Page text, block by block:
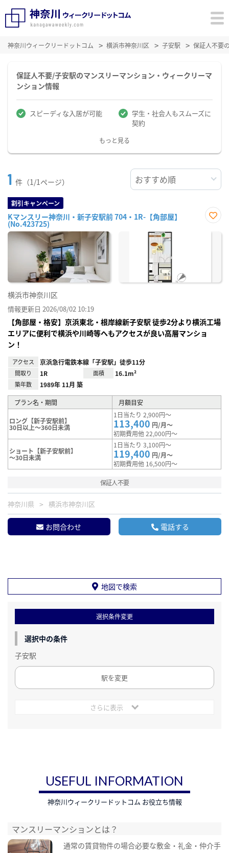
神奈川ウィークリードットコム 横浜市神奈川区 子安駅 保証人不要
保証人不要/子安駅のマンスリーマンション・ウィークリーマ
ンション情報
スピーディな入居が可能
学生・社会人もスムーズに
契約
もっと見る
1 件（1/1ページ）
割引キャンペーン
Kマンスリー神奈川・新子安駅前 704・1R-【角部屋】
(No.423725)
に入
横浜市神奈川区
情報更新日 2026/08/02 10:19
【角部屋・格安】京浜東北・根岸線新子安駅 徒歩2分より横浜工場
エリアに便利で横浜や川崎等へもアクセスが良い高層マンショ
ン！
アクセス 京浜急行電鉄本線「子安駅」徒歩11分
間取り 1R 面積 16.1m²
築年数 1989年 11月 築
プラン名・期間 月額目安
ロング【新子安駅前】
30日以上～360日未満
1日当たり 2,900円～
113,400 円/月～
初期費用他 22,000円～
ショート【新子安駅前】
～30日未満
1日当たり 3,100円～
119,400 円/月～
初期費用他 16,500円～
保証人不要
神奈川県 横浜市神奈川区
お問合わせ 電話する
地図で検索
選択条件変更
選択中の条件
子安駅
駅を変更
さらに表示
USEFUL INFORMATION
神奈川ウィークリードットコム お役立ち情報
マンスリーマンションとは？
通常の賃貸物件の場合必要な敷金・礼金・仲介手